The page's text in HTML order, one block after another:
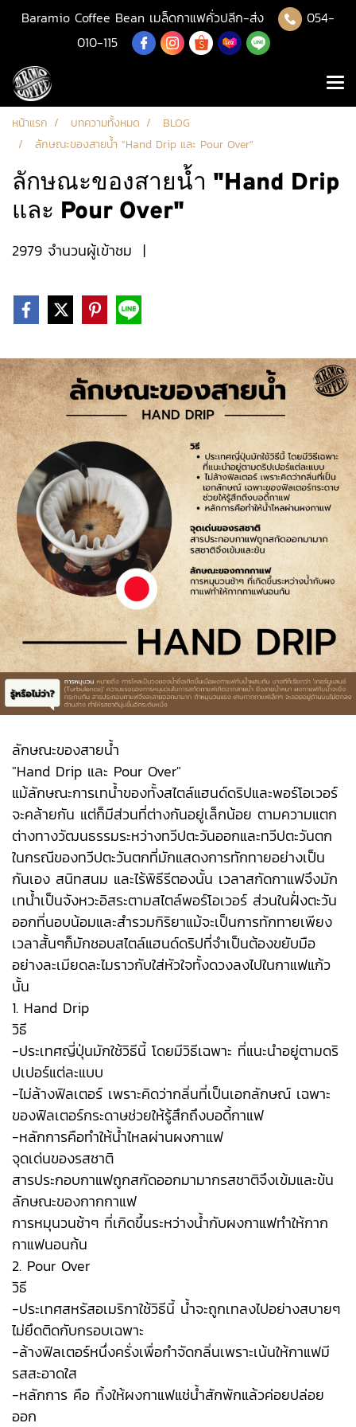
Baramio Coffee Bean เมล็ดกาแฟคั่วปลีก-ส่ง
054-
010-115
หน้าแรก บทความทั้งหมด
BLOG
ลักษณะของสายน้ำ "Hand Drip และ Pour Over"
ลักษณะของสายน้ำ "Hand Drip
และ Pour Over"
2979 จำนวนผู้เข้าชม |
ลักษณะของสายน้ำ
"Hand Drip และ Pour Over"
แม้ลักษณะการเทน้ำของทั้งสไตล์แฮนด์ดริปและพอร์โอเวอร์
จะคล้ายกัน แต่ก็มีส่วนที่ต่างกันอยู่เล็กน้อย ตามความแตก
ต่างทางวัฒนธรรมระหว่างทวีปตะวันออกและทวีปตะวันตก
ในกรณีของทวีปตะวันตกที่มักแสดงการทักทายอย่างเป็น
กันเอง สนิทสนม และไร้พิธีรีตองนั้น เวลาสกัดกาแฟจึงมัก
เทน้ำเป็นจังหวะอิสระตามสไตล์พอร์โอเวอร์ ส่วนในฝั่งตะวัน
ออกที่นอบน้อมและสำรวมกิริยาแม้จะเป็นการทักทายเพียง
เวลาสั้นๆก็มักชอบสไตล์แฮนด์ดริปที่จำเป็นต้องขยับมือ
อย่างละเมียดละไมราวกับใส่หัวใจทั้งดวงลงไปในกาแฟแก้ว
นั้น
1. Hand Drip
วิธี
-ประเทศญี่ปุ่นมักใช้วิธีนี้ โดยมีวิธีเฉพาะ ที่แนะนำอยู่ตามดริ
ปเปอร์แต่ละแบบ
-ไม่ล้างฟิลเตอร์ เพราะคิดว่ากลิ่นที่เป็นเอกลักษณ์ เฉพาะ
ของฟิลเตอร์กระดาษช่วยให้รู้สึกถึงบอดี้กาแฟ
-หลักการคือทำให้น้ำไหลผ่านผงกาแฟ
จุดเด่นของรสชาติ
สารประกอบกาแฟถูกสกัดออกมามากรสชาติจึงเข้มและข้น
ลักษณะของกากกาแฟ
การหมุนวนช้าๆ ที่เกิดขึ้นระหว่างน้ำกับผงกาแฟทำให้กาก
กาแฟนอนก้น
2. Pour Over
วิธี
-ประเทศสหรัสอเมริกาใช้วิธีนี้ น้ำจะถูกเทลงไปอย่างสบายๆ
ไม่ยึดติดกับกรอบเฉพาะ
-ล้างฟิลเตอร์หนึ่งครั่งเพื่อกำจัดกลิ่นเพราะเน้นให้กาแฟมี
รสสะอาดใส
-หลักการ คือ ทิ้งให้ผงกาแฟแช่น้ำสักพักแล้วค่อยปล่อย
ออก